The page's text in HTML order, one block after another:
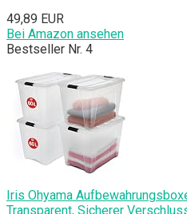
49,89 EUR
Bei Amazon ansehen
Bestseller Nr. 4
Iris Ohyama
Transparent, Sicherer